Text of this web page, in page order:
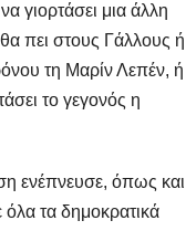
γιορτάσει μια άλλη
πει στους Γάλλους ή
τη Μαρίν Λεπέν, ή
το γεγονός η
ενέπνευσε, όπως και
τα δημοκρατικά